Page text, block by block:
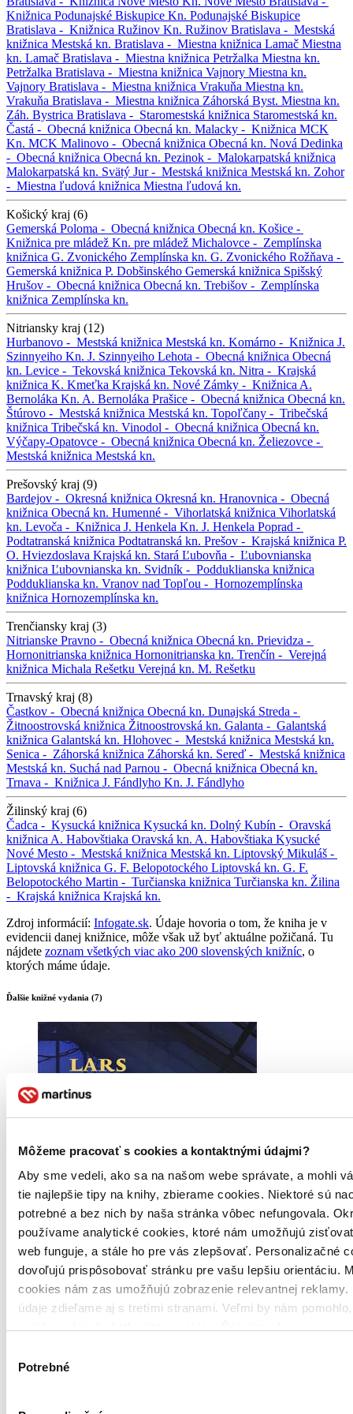
Môžeme pracovať s cookies a kontaktnými údajmi?
Aby sme vedeli, ako sa na našom webe správate, a mohli
tie najlepšie tipy na knihy, zbierame cookies. Niektoré sú
potrebné a bez nich by naša stránka vôbec nefungovala.
používame analytické cookies, ktoré nám umožňujú
web funguje, a stále ho pre vás zlepšovať. Personalizačné
dovoľujú prispôsobovať stránku pre vašu lepšiu orientáciu.
cookies nám zas umožňujú zobrazenie relevantnej reklamy.
údaje zdieľame aj s tretími stranami. Veľmi by nám
súhlasu
Potrebné
Knižnica Podunajské Biskupice Kn. Podunajské Biskupice
Bratislava - Knižnica Ružinov Kn. Ružinov Bratislava - Mestská
knižnica Mestská kn. Bratislava - Miestna knižnica Lamač Miestna
kn. Lamač Bratislava - Miestna knižnica Petržalka Miestna kn.
Petržalka Bratislava - Miestna knižnica Vajnory Miestna kn.
Vajnory Bratislava - Miestna knižnica Vrakuňa Miestna kn.
Vrakuňa Bratislava - Miestna knižnica Záhorská Byst. Miestna kn.
Záh. Bystrica Bratislava - Staromestská knižnica Staromestská kn.
Častá - Obecná knižnica Obecná kn. Malacky - Knižnica MCK
Kn. MCK Malinovo - Obecná knižnica Obecná kn. Nová Dedinka
- Obecná knižnica Obecná kn. Pezinok - Malokarpatská knižnica
Malokarpatská kn. Svätý Jur - Mestská knižnica Mestská kn. Zohor
- Miestna ľudová knižnica Miestna ľudová kn.
Košický kraj (6)
Gemerská Poloma - Obecná knižnica Obecná kn. Košice -
Knižnica pre mládež Kn. pre mládež Michalovce - Zemplínska
knižnica G. Zvonického Zemplínska kn. G. Zvonického Rožňava -
Gemerská knižnica P. Dobšinského Gemerská knižnica Spišský
Hrušov - Obecná knižnica Obecná kn. Trebišov - Zemplínska
knižnica Zemplínska kn.
Nitriansky kraj (12)
Hurbanovo - Mestská knižnica Mestská kn. Komárno - Knižnica J.
Szinnyeiho Kn. J. Szinnyeiho Lehota - Obecná knižnica Obecná
kn. Levice - Tekovská knižnica Tekovská kn. Nitra - Krajská
knižnica K. Kmeťka Krajská kn. Nové Zámky - Knižnica A.
Bernoláka Kn. A. Bernoláka Prašice - Obecná knižnica Obecná kn.
Štúrovo - Mestská knižnica Mestská kn. Topoľčany - Tribečská
knižnica Tribečská kn. Vinodol - Obecná knižnica Obecná kn.
Výčapy-Opatovce - Obecná knižnica Obecná kn. Želiezovce -
Mestská knižnica Mestská kn.
Prešovský kraj (9)
Bardejov - Okresná knižnica Okresná kn. Hranovnica - Obecná
knižnica Obecná kn. Humenné - Vihorlatská knižnica Vihorlatská
kn. Levoča - Knižnica J. Henkela Kn. J. Henkela Poprad -
Podtatranská knižnica Podtatranská kn. Prešov - Krajská knižnica P.
O. Hviezdoslava Krajská kn. Stará Ľubovňa - Ľubovnianska
knižnica Ľubovnianska kn. Svidník - Podduklianska knižnica
Podduklianska kn. Vranov nad Topľou - Hornozemplínska
knižnica Hornozemplínska kn.
Trenčiansky kraj (3)
Nitrianske Pravno - Obecná knižnica Obecná kn. Prievidza -
Hornonitrianska knižnica Hornonitrianska kn. Trenčín - Verejná
knižnica Michala Rešetku Verejná kn. M. Rešetku
Trnavský kraj (8)
Častkov - Obecná knižnica Obecná kn. Dunajská Streda -
Žitnoostrovská knižnica Žitnoostrovská kn. Galanta - Galantská
knižnica Galantská kn. Hlohovec - Mestská knižnica Mestská kn.
Senica - Záhorská knižnica Záhorská kn. Sereď - Mestská knižnica
Mestská kn. Suchá nad Parnou - Obecná knižnica Obecná kn.
Trnava - Knižnica J. Fándlyho Kn. J. Fándlyho
Žilinský kraj (6)
Čadca - Kysucká knižnica Kysucká kn. Dolný Kubín - Oravská
knižnica A. Habovštiaka Oravská kn. A. Habovštiaka Kysucké
Nové Mesto - Mestská knižnica Mestská kn. Liptovský Mikuláš -
Liptovská knižnica G. F. Belopotockého Liptovská kn. G. F.
Belopotockého Martin - Turčianska knižnica Turčianska kn. Žilina
- Krajská knižnica Krajská kn.
Zdroj informácií: Infogate.sk. Údaje hovoria o tom, že kniha je v
evidencii danej knižnice, môže však už byť aktuálne požičaná. Tu
nájdete zoznam všetkých viac ako 200 slovenských knižníc, o
ktorých máme údaje.
Ďalšie knižné vydania (7)
Brožovaná väzba